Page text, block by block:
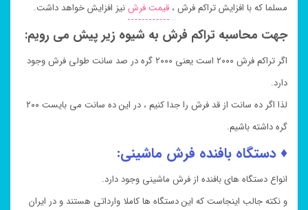
مسلما که با افزایش تراکم فرش ، قیمت فرشنیز افزایش خواهد داشت.
جهت محاسبه تراکم فرش به شیوه زیر پیش می رویم:
اگر تراکم فرش ۲۰۰۰ است یعنی ۲۰۰۰ گره در صد سانت طولی فرش وجود
دارد.
لذا اگر ده سانت از قد فرش را جدا کنیم ، در این ده سانت می بایست ۲۰۰
گره داشته باشیم.
♦ دستگاه بافنده فرش ماشینی:
انواع دستگاه های بافنده از فرش ماشینی وجود دارد.
و نکته جالب اینجاست که این دستگاه ها کاملا وارداتی هستند و در ایران